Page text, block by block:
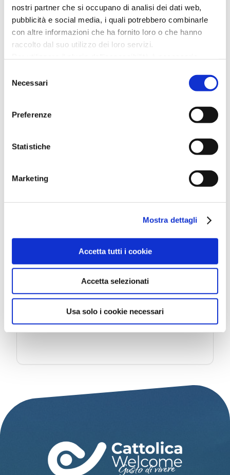
nostri partner che si occupano di analisi dei dati web,
pubblicità e social media, i quali potrebbero combinarle
con altre informazioni che ha fornito loro o che hanno
raccolto dal suo utilizzo dei loro servizi.
Per ulteriori informazioni è possibile consultare
Cookie Policy.
delNecessari
Preferenze
Statistiche
Marketing
Mostra dettagli
Accetta tutti i cookie
Accetta selezionati
Usa solo i cookie necessari
Cattolica
MERCOLEDÌ
Strariva “La StraRustida tra
Piazza Primo Maggio - RN - Cattolica -
Piazza Primo Maggio
VENERDÌ
Le Sirene danzanti
LEGGI DI PIÙ